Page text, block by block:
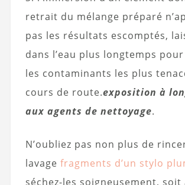
retrait du mélange préparé
pas les résultats escomptés,
dans l’eau plus longtemps
les contaminants les plus
cours de route.exposition à
aux agents de nettoyage.
N’oubliez pas non plus de
lavage fragments d’un stylo
séchez-les soigneusement, soit